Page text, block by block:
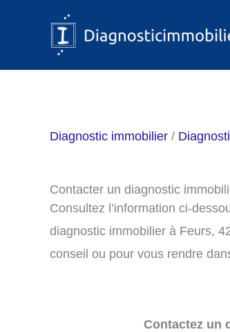
Diagnostic immobilier /
Contacter un diagnostic
Consultez l’information ci-
diagnostic immobilier à Feurs,
conseil ou pour vous rendre
Contactez un